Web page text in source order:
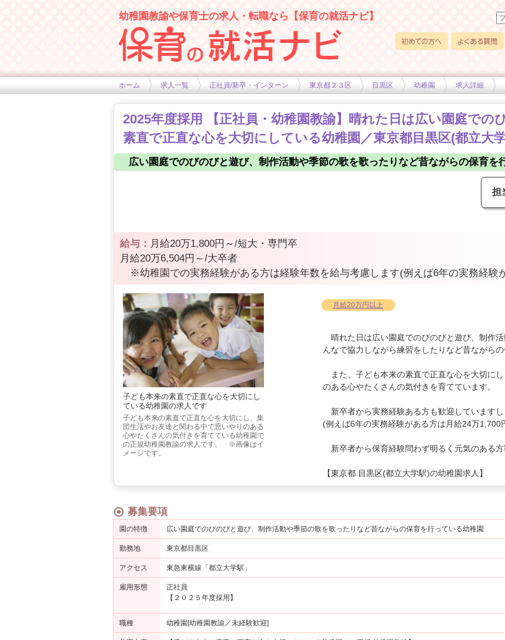
幼稚園教諭や保育士の求人・転職なら【保育の就活ナビ】
ホーム 求人一覧 正社員/新卒・インターン 東京都２３区 目黒区 幼稚園 求人詳細
2025年度採用 【正社員・幼稚園教諭】晴れた日は広い園庭での
素直で正直な心を大切にしている幼稚園／東京都目黒区(都立大
広い園庭でのびのびと遊び、制作活動や季節の歌を歌ったりなど昔ながらの保育を
担
給与： 月給20万1,800円～/短大・専門卒
月給20万6,504円～/大卒者
※幼稚園での実務経験がある方は経験年数を給与考慮します(例えば6年の実務経験
子ども本来の素直で正直な心を大切にし
ている幼稚園の求人です
子ども本来の素直で正直な心を大切にし、集
団生活やお友達と関わる中で思いやりのある
心やたくさんの気付きを育てている幼稚園で
の正規幼稚園教諭の求人です。 ※画像はイ
メージです。
月給20万円以上
晴れた日は広い園庭でのびのびと遊び、制作
んなで協力しながら練習をしたりなど昔ながら
また、子ども本来の素直で正直な心を大切に
のある心やたくさんの気付きを育てています。
新卒者から実務経験ある方も歓迎しています
(例えば6年の実務経験がある方は月給24万1,700
新卒者から保育経験問わず明るく元気のある方
【東京都 目黒区(都立大学駅)の幼稚園求人】
募集要項
園の特徴 広い園庭でのびのびと遊び、制作活動や季節の歌を歌ったりなど昔ながらの保育を行っている幼稚園
勤務地 東京都目黒区
アクセス 東急東横線「都立大学駅」
雇用形態
正社員
【２０２５年度採用】
職種 幼稚園[幼稚園教諭／未経験歓迎]